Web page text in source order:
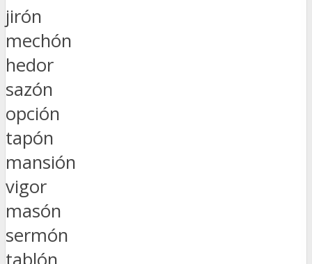
jirón
mechón
hedor
sazón
opción
tapón
mansión
vigor
masón
sermón